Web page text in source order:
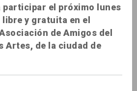
participar el próximo lunes
y gratuita en el
de Amigos del
Artes, de la ciudad de